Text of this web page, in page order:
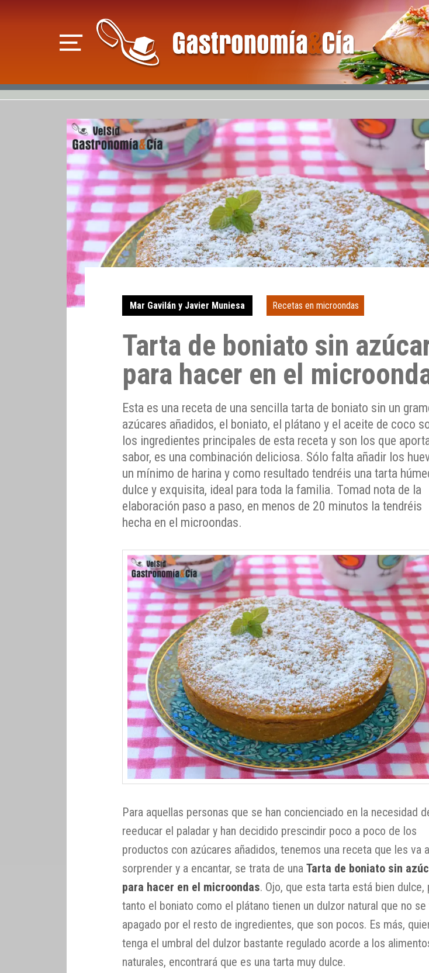
Mar Gavilán y Javier Muniesa Recetas en microondas
Tarta de boniato sin
para hacer en el
Esta es una receta de una sencilla tarta de boniato sin un
azúcares añadidos, el boniato, el plátano y el aceite de coco
los ingredientes principales de esta receta y son los que
sabor, es una combinación deliciosa. Sólo falta añadir los
un mínimo de harina y como resultado tendréis una tarta
dulce y exquisita, ideal para toda la familia. Tomad nota de la
elaboración paso a paso, en menos de 20 minutos la tendréis
hecha en el microondas.
Para aquellas personas que se han concienciado en la necesidad
reeducar el paladar y han decidido prescindir poco a poco de los
productos con azúcares añadidos, tenemos una receta que les va a
sorprender y a encantar, se trata de unaTarta de boniato sin
para hacer en el microondas. Ojo, que esta tarta está bien dulce,
tanto el boniato como el plátano tienen un dulzor natural que no se
apagado por el resto de ingredientes, que son pocos. Es más,
tenga el umbral del dulzor bastante regulado acorde a los
naturales, encontrará que es una tarta muy dulce.